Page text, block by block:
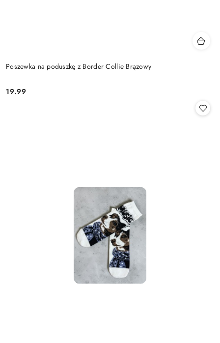
Poszewka na poduszkę z Border Collie Brązowy
Cena:
19.99